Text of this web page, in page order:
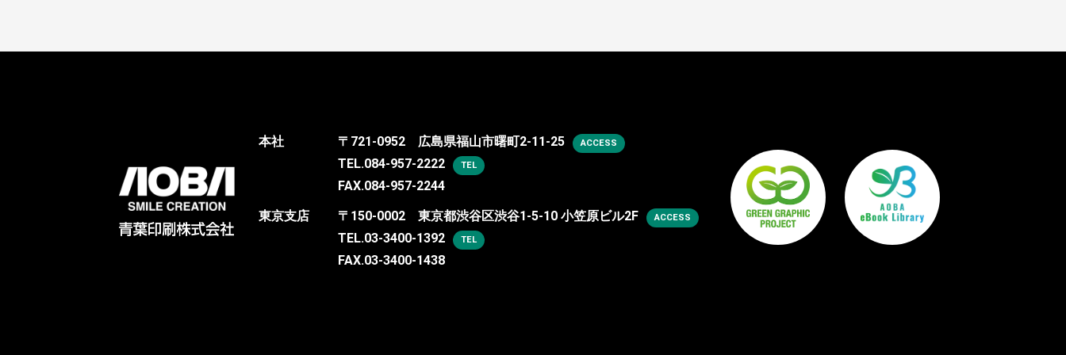
本社 〒721-0952 広島県福山市曙町2-11-25 ACCESS
TEL.084-957-2222 TEL
FAX.084-957-2244
東京支店
〒150-0002 東京都渋谷区渋谷1-5-10 小笠原ビル2F ACCESS
TEL.03-3400-1392 TEL
FAX.03-3400-1438